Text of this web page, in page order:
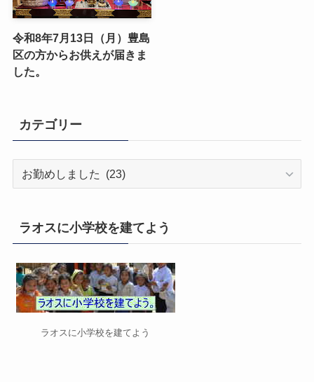
令和8年7月13日（月）豊島
区の方からお供えが届きま
した。
カテゴリー
リ
ラオスに小学校を建てよう
ラオスに小学校を建てよう